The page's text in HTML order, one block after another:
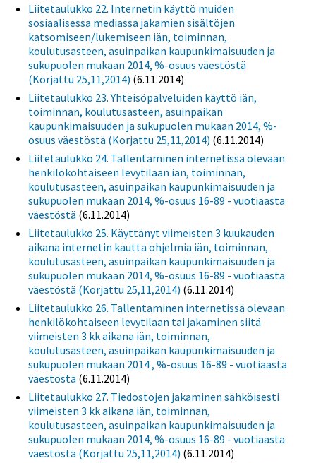
Liitetaulukko 22. Internetin käyttö muiden
sosiaalisessa mediassa jakamien sisältöjen
katsomiseen/lukemiseen iän, toiminnan,
koulutusasteen, asuinpaikan kaupunkimaisuuden ja
sukupuolen mukaan 2014, %-osuus väestöstä
(Korjattu 25,11,2014) (6.11.2014)
Liitetaulukko 23. Yhteisöpalveluiden käyttö iän,
toiminnan, koulutusasteen, asuinpaikan
kaupunkimaisuuden ja sukupuolen mukaan 2014, %-
osuus väestöstä (Korjattu 25,11,2014) (6.11.2014)
Liitetaulukko 24. Tallentaminen internetissä olevaan
henkilökohtaiseen levytilaan iän, toiminnan,
koulutusasteen, asuinpaikan kaupunkimaisuuden ja
sukupuolen mukaan 2014, %-osuus 16-89 - vuotiaasta
väestöstä (6.11.2014)
Liitetaulukko 25. Käyttänyt viimeisten 3 kuukauden
aikana internetin kautta ohjelmia iän, toiminnan,
koulutusasteen, asuinpaikan kaupunkimaisuuden ja
sukupuolen mukaan 2014, %-osuus 16-89 - vuotiaasta
väestöstä (Korjattu 25,11,2014) (6.11.2014)
Liitetaulukko 26. Tallentaminen internetissä olevaan
henkilökohtaiseen levytilaan tai jakaminen siitä
viimeisten 3 kk aikana iän, toiminnan,
koulutusasteen, asuinpaikan kaupunkimaisuuden ja
sukupuolen mukaan 2014 , %-osuus 16-89 - vuotiaasta
väestöstä (6.11.2014)
Liitetaulukko 27. Tiedostojen jakaminen sähköisesti
viimeisten 3 kk aikana iän, toiminnan,
koulutusasteen, asuinpaikan kaupunkimaisuuden ja
sukupuolen mukaan 2014, %-osuus 16-89 - vuotiaasta
väestöstä (Korjattu 25,11,2014) (6.11.2014)